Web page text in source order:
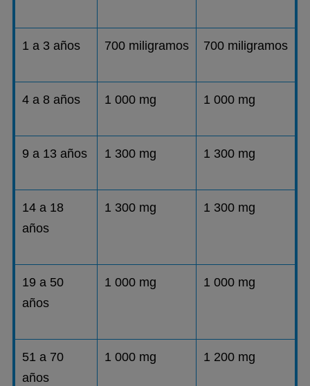
1 a 3 años 700 miligramos 700 miligramos
4 a 8 años 1 000 mg 1 000 mg
9 a 13 años 1 300 mg 1 300 mg
14 a 18
años
1 300 mg 1 300 mg
19 a 50
años
1 000 mg 1 000 mg
51 a 70
años
1 000 mg 1 200 mg